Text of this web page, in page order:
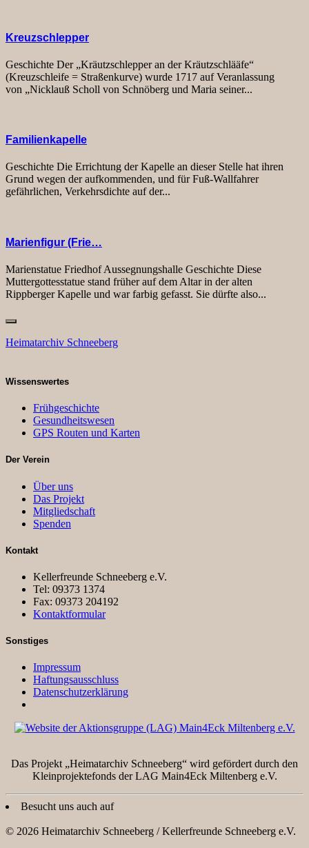
Kreuzschlepper
Geschichte Der „Kräutzschlepper an der Kräutzschlääfe“
(Kreuzschleife = Straßenkurve) wurde 1717 auf Veranlassung
von „Nicklauß Scholl von Schnöberg und Maria seiner...
Familienkapelle
Geschichte Die Errichtung der Kapelle an dieser Stelle hat ihren
Grund wegen der aufkommenden, und für Fuß-Wallfahrer
gefährlichen, Verkehrsdichte auf der...
Marienfigur (Frie…
Marienstatue Friedhof Aussegnungshalle Geschichte Diese
Muttergottesstatue stand früher auf dem Altar in der alten
Rippberger Kapelle und war farbig gefasst. Sie dürfte also...
Heimatarchiv Schneeberg
Wissenswertes
Frühgeschichte
Gesundheitswesen
GPS Routen und Karten
Der Verein
Über uns
Das Projekt
Mitgliedschaft
Spenden
Kontakt
Kellerfreunde Schneeberg e.V.
Tel: 09373 1374
Fax: 09373 204192
Kontaktformular
Sonstiges
Impressum
Haftungsausschluss
Datenschutzerklärung
Das Projekt „Heimatarchiv Schneeberg“ wird gefördert durch den
Kleinprojektefonds der LAG Main4Eck Miltenberg e.V.
Besucht uns auch auf
© 2026 Heimatarchiv Schneeberg / Kellerfreunde Schneeberg e.V.